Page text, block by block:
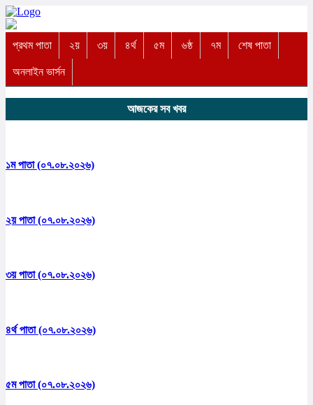
প্রথম পাতা ২য় ৩য় ৪র্থ ৫ম ৬ষ্ঠ ৭ম শেষ পাতা
অনলাইন ভার্সন
আজকের সব খবর
১ম পাতা (০৭.০৮.২০২৬)
২য় পাতা (০৭.০৮.২০২৬)
৩য় পাতা (০৭.০৮.২০২৬)
৪র্থ পাতা (০৭.০৮.২০২৬)
৫ম পাতা (০৭.০৮.২০২৬)